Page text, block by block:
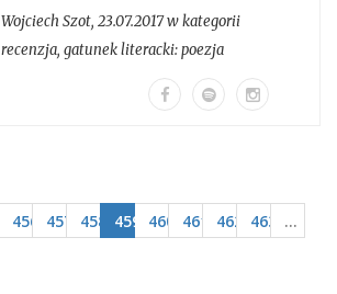
Wojciech Szot, 23.07.2017 w kategorii
recenzja, gatunek literacki:poezja
456 457 458 459 460 461 462 463
…